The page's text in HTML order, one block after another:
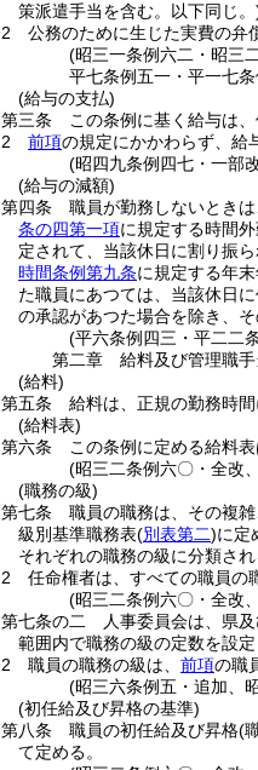
策派遣手当を含む。以下同じ。
2
公務のために生じた実費の弁
(昭三一条例六二・昭三
平七条例五一・平一七
(給与の支払)
第三条
この条例に基く給与は
2
前項の規定にかかわらず、給
(昭四九条例四七・一部
(給与の減額)
第四条
職員が勤務しないときは
条の四第一項に規定する時間
定されて、当該休日に割り振
時間条例第九条に規定する年
た職員にあつては、当該休日
の承認があつた場合を除き、
(平六条例四三・平二二
第二章
給料及び管理職手
(給料)
第五条
給料は、正規の勤務時
(給料表)
第六条
この条例に定める給料表
(昭三二条例六〇・全改
(職務の級)
第七条
職員の職務は、その複
級別基準職務表(別表第二)に定
それぞれの職務の級に分類され
2
任命権者は、すべての職員の
(昭三二条例六〇・全改
第七条の二
人事委員会は、県
範囲内で職務の級の定数を設
2
職員の職務の級は、 前項の職
(昭三六条例五・追加、
(初任給及び昇格の基準)
第八条
職員の初任給及び昇格(
て定める。